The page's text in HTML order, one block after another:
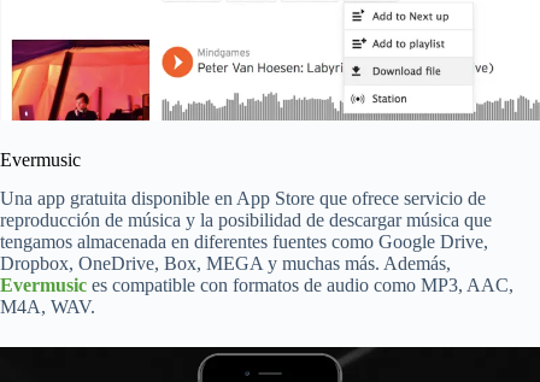
Evermusic
Una app gratuita disponible en App Store que ofrece servicio de
reproducción de música y la posibilidad de descargar música que
tengamos almacenada en diferentes fuentes como Google Drive,
Dropbox, OneDrive, Box, MEGA y muchas más. Además,
Evermusic es compatible con formatos de audio como MP3, AAC,
M4A, WAV.